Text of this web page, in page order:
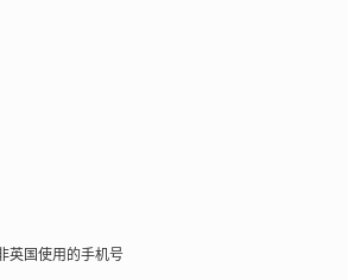
英国使用的手机号